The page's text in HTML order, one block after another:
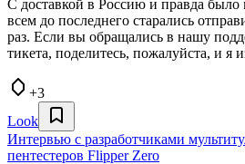
С доставкой в Россию и правда было
всем до последнего старались
раз. Если вы обращались в нашу
тикета, поделитесь, пожалуйста, и я
+3
Look
Интервью с разработчиками
пентестеров Flipper Zero